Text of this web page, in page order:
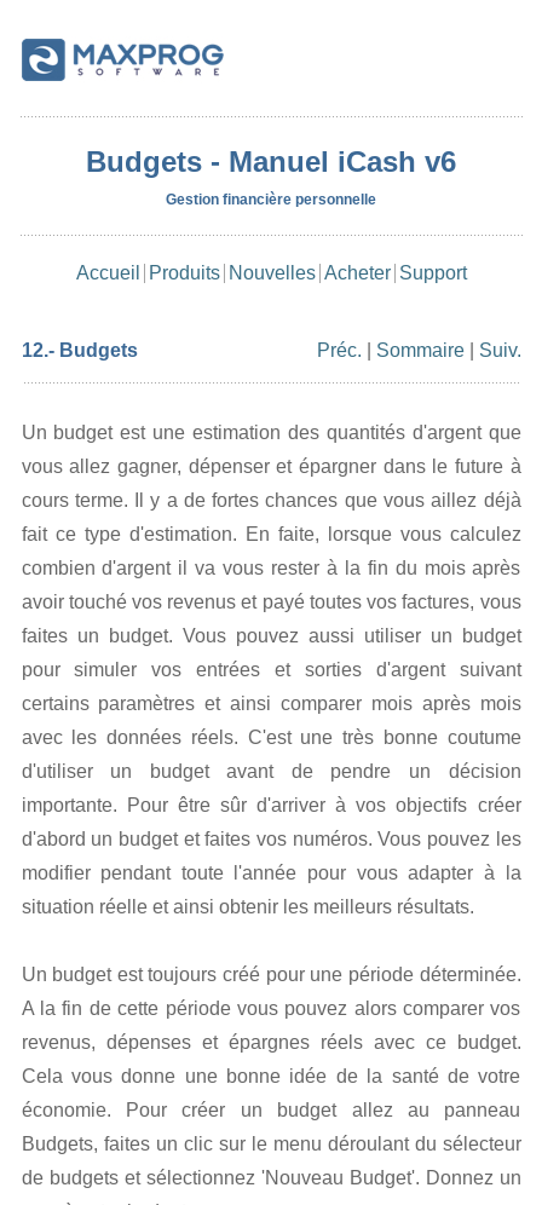
Budgets - Manuel iCash v6
Gestion financière personnelle
Accueil Produits Nouvelles Acheter Support
12.- Budgets Préc. Sommaire| Suiv.
Un budget est une estimation des quantités d'argent que
vous allez gagner, dépenser et épargner dans le future à
cours terme. Il y a de fortes chances que vous aillez déjà
fait ce type d'estimation. En faite, lorsque vous calculez
combien d'argent il va vous rester à la fin du mois après
avoir touché vos revenus et payé toutes vos factures, vous
faites un budget. Vous pouvez aussi utiliser un budget
pour simuler vos entrées et sorties d'argent suivant
certains paramètres et ainsi comparer mois après mois
avec les données réels. C'est une très bonne coutume
d'utiliser un budget avant de pendre un décision
importante. Pour être sûr d'arriver à vos objectifs créer
d'abord un budget et faites vos numéros. Vous pouvez les
modifier pendant toute l'année pour vous adapter à la
situation réelle et ainsi obtenir les meilleurs résultats.
Un budget est toujours créé pour une période déterminée.
A la fin de cette période vous pouvez alors comparer vos
revenus, dépenses et épargnes réels avec ce budget.
Cela vous donne une bonne idée de la santé de votre
économie. Pour créer un budget allez au panneau
Budgets, faites un clic sur le menu déroulant du sélecteur
de budgets et sélectionnez 'Nouveau Budget'. Donnez un